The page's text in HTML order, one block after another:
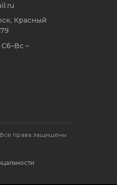
Красный
–
права защищены